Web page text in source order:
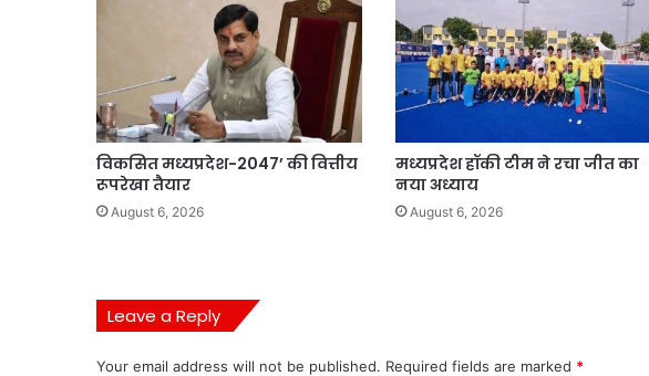
विकसित मध्यप्रदेश-2047’ की वित्तीय
रूपरेखा तैयार
August 6, 2026
मध्यप्रदेश हॉकी टीम ने रचा जीत का
नया अध्याय
August 6, 2026
Leave a Reply
Your email address will not be published. Required fields are marked *